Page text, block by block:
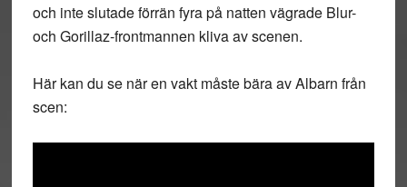
och inte slutade förrän fyra på natten vägrade Blur-
och Gorillaz-frontmannen kliva av scenen.
Här kan du se när en vakt måste bära av Albarn från
scen: